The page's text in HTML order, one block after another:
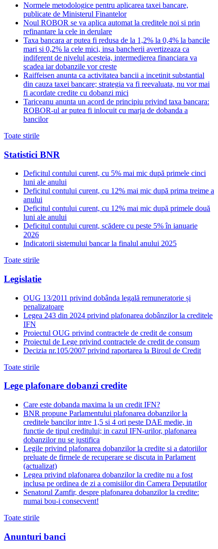
Normele metodologice pentru aplicarea taxei bancare,
publicate de Ministerul Finantelor
Noul ROBOR se va aplica automat la creditele noi si prin
refinantare la cele in derulare
Taxa bancara ar putea fi redusa de la 1,2% la 0,4% la bancile
mari si 0,2% la cele mici, insa bancherii avertizeaza ca
indiferent de nivelul acesteia, intermedierea financiara va
scadea iar dobanzile vor creste
Raiffeisen anunta ca activitatea bancii a incetinit substantial
din cauza taxei bancare; strategia va fi reevaluata, nu vor mai
fi acordate credite cu dobanzi mici
Tariceanu anunta un acord de principiu privind taxa bancara:
ROBOR-ul ar putea fi inlocuit cu marja de dobanda a
bancilor
Toate stirile
Statistici BNR
Deficitul contului curent, cu 5% mai mic după primele cinci
luni ale anului
Deficitul contului curent, cu 12% mai mic după prima treime a
anului
Deficitul contului curent, cu 12% mai mic după primele două
luni ale anului
Deficitul contului curent, scădere cu peste 5% în ianuarie
2026
Indicatorii sistemului bancar la finalul anului 2025
Toate stirile
Legislatie
OUG 13/2011 privind dobânda legală remuneratorie și
penalizatoare
Legea 243 din 2024 privind plafonarea dobânzilor la creditele
IFN
Proiectul OUG privind contractele de credit de consum
Proiectul de Lege privind contractele de credit de consum
Decizia nr.105/2007 privind raportarea la Biroul de Credit
Toate stirile
Lege plafonare dobanzi credite
Care este dobanda maxima la un credit IFN?
BNR propune Parlamentului plafonarea dobanzilor la
creditele bancilor intre 1,5 si 4 ori peste DAE medie, in
functie de tipul creditului; in cazul IFN-urilor, plafonarea
dobanzilor nu se justifica
Legile privind plafonarea dobanzilor la credite si a datoriilor
preluate de firmele de recuperare se discuta in Parlament
(actualizat)
Legea privind plafonarea dobanzilor la credite nu a fost
inclusa pe ordinea de zi a comisiilor din Camera Deputatilor
Senatorul Zamfir, despre plafonarea dobanzilor la credite:
numai bou-i consecvent!
Toate stirile
Anunturi banci